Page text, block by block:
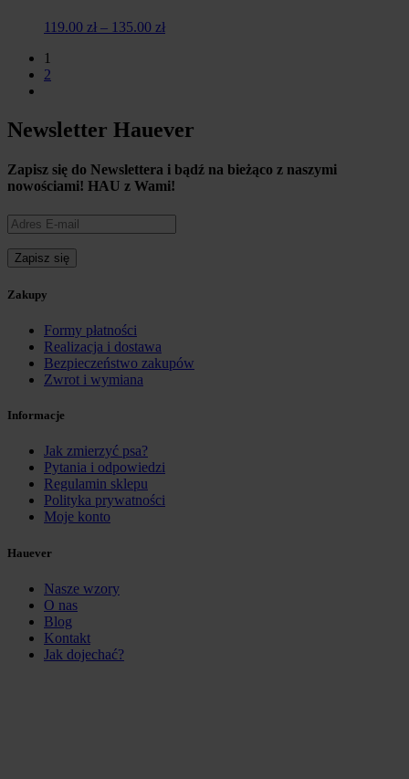
119.00 zł – 135.00 zł
1
2
Newsletter Hauever
Zapisz się do Newslettera i bądź na bieżąco z naszymi
nowościami! HAU z Wami!
Zakupy
Formy płatności
Realizacja i dostawa
Bezpieczeństwo zakupów
Zwrot i wymiana
Informacje
Jak zmierzyć psa?
Pytania i odpowiedzi
Regulamin sklepu
Polityka prywatności
Moje konto
Hauever
Nasze wzory
O nas
Blog
Kontakt
Jak dojechać?